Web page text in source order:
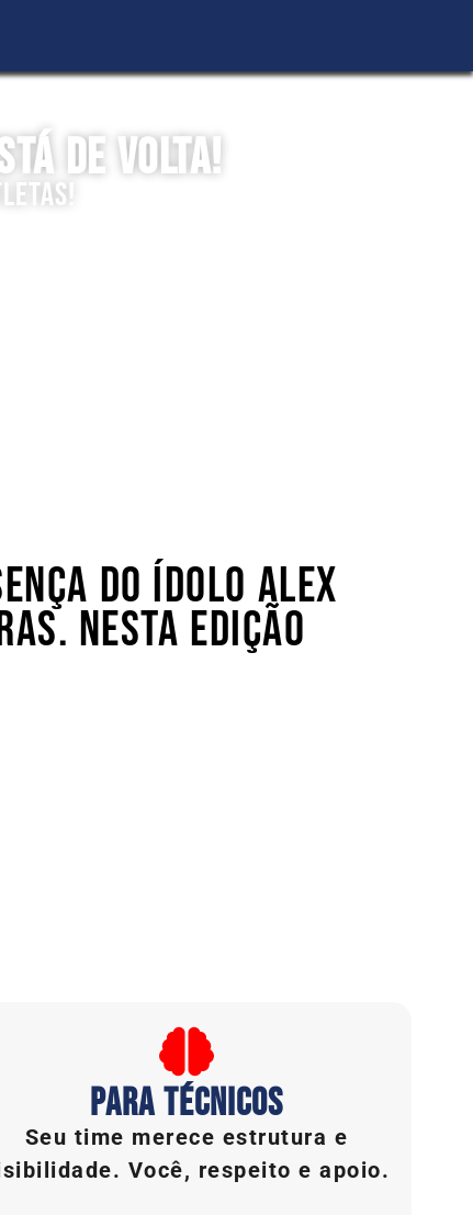
DE VOLTA!
DO ÍDOLO ALEX
NESTA EDIÇÃO
PARA TÉCNICOS
Seu time merece estrutura e
Você, respeito e apoio.